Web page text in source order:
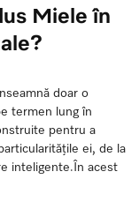
Miele în
doar o
termen lung în
pentru a
ei, de la
inteligente.În acest